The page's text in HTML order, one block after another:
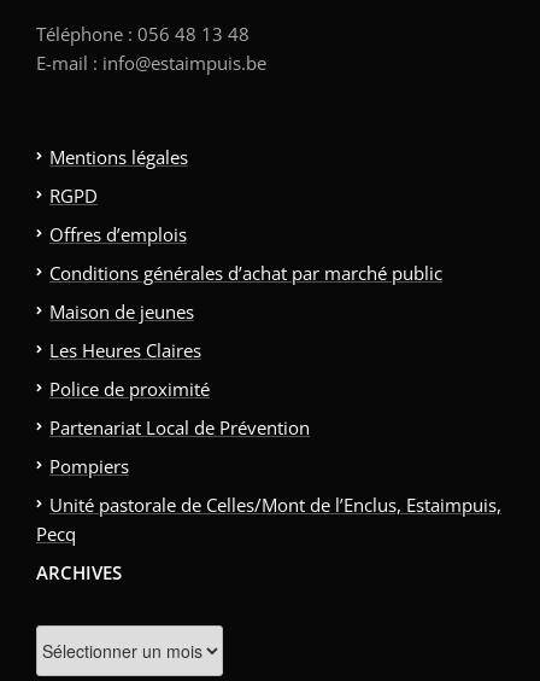
Téléphone : 056 48 13 48
E-mail : info@estaimpuis.be
Mentions légales
RGPD
Offres d’emplois
Conditions générales d’achat par marché public
Maison de jeunes
Les Heures Claires
Police de proximité
Partenariat Local de Prévention
Pompiers
Unité pastorale de Celles/Mont de l’Enclus, Estaimpuis,
Pecq
ARCHIVES